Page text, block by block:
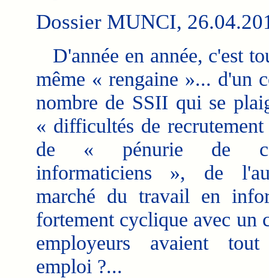
Dossier MUNCI,
D'année en année, c'est
même « rengaine »... d'un
nombre de SSII qui se
« difficultés de
de « pénurie de
informaticiens », de
marché du travail en
fortement cyclique avec un
employeurs avaient
emploi ?...